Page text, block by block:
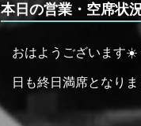
本日の営業・空席状
おはようございます☀️
日も終日満席となり